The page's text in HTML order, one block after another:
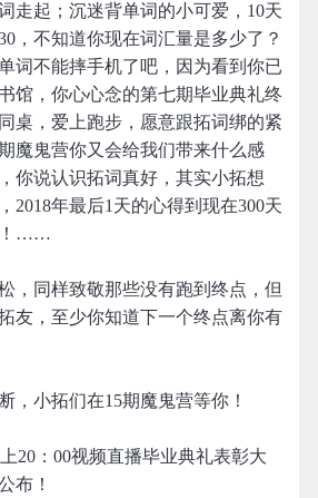
走起；沉迷背单词的小可爱，10天
，不知道你现在词汇量是多少了？
词不能摔手机了吧，因为看到你已
馆，你心心念的第七期毕业典礼终
桌，爱上跑步，愿意跟拓词绑的紧
魔鬼营你又会给我们带来什么感
你说认识拓词真好，其实小拓想
2018年最后1天的心得到现在300天
！……
，同样致敬那些没有跑到终点，但
友，至少你知道下一个终点离你有
，小拓们在15期魔鬼营等你！
20：00视频直播毕业典礼表彰大
布！